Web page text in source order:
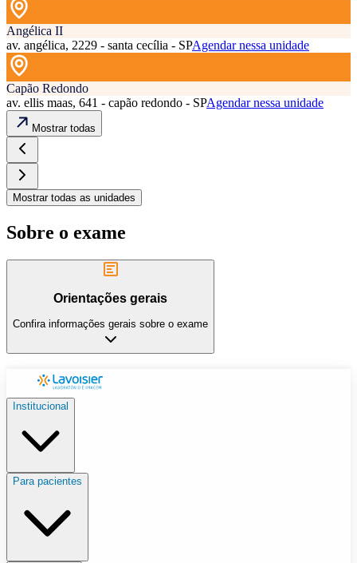
Angélica II
av. angélica, 2229 - santa cecília - SPAgendar nessa unidade
Capão Redondo
av. ellis maas, 641 - capão redondo - SPAgendar nessa unidade
Mostrar todas
Mostrar todas as unidades
Sobre o exame
Orientações gerais
Confira informações gerais sobre o exame
Institucional
Para pacientes